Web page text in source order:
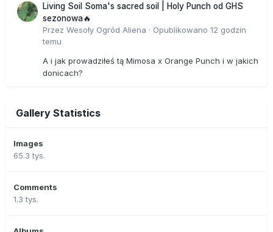
Living Soil Soma's sacred soil | Holy Punch od GHS
sezonowa🔥
Przez Wesoły Ogród Aliena · Opublikowano 12 godzin
temu
A i jak prowadziłeś tą Mimosa x Orange Punch i w jakich
donicach?
Gallery Statistics
Images
65.3 tys.
Comments
1.3 tys.